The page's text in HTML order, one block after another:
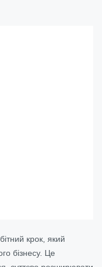
крок, який
бізнесу. Це